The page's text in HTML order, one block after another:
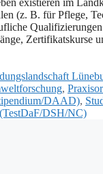
existieren i‬m
(z. B. f‬ür Pflege,
Zertifikatskurse
,
DAAD),
DSH/NC)